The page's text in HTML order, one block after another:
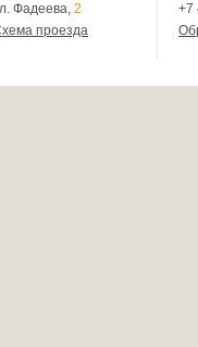
Фадеева, 2
проезда
+7